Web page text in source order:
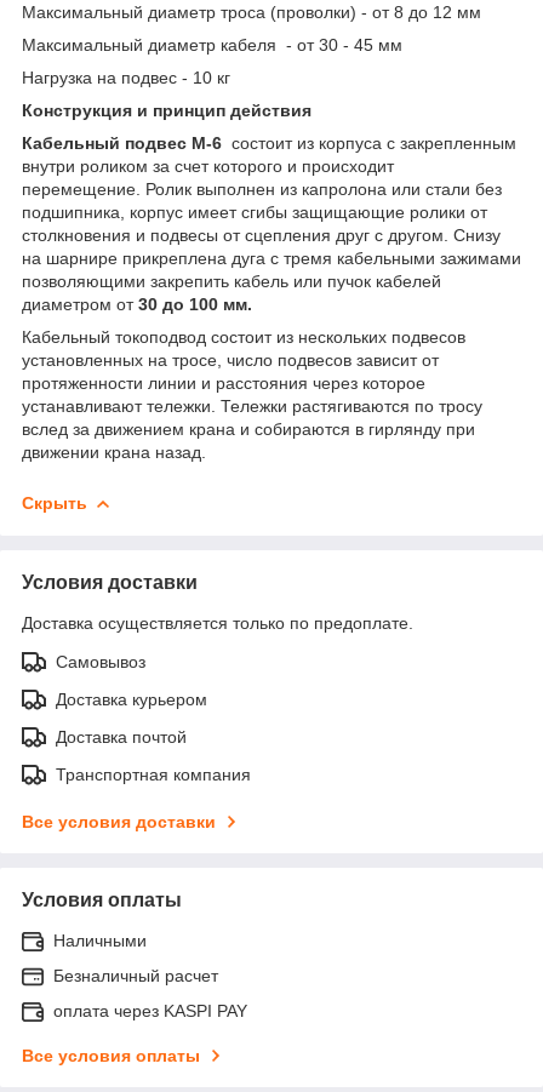
Максимальный диаметр троса (проволки) - от 8 до 12 мм
Максимальный диаметр кабеля - от 30 - 45 мм
Нагрузка на подвес - 10 кг
Конструкция и принцип действия
Кабельный подвес М-6 состоит из корпуса с закрепленным
внутри роликом за счет которого и происходит
перемещение. Ролик выполнен из капролона или стали без
подшипника, корпус имеет сгибы защищающие ролики от
столкновения и подвесы от сцепления друг с другом. Снизу
на шарнире прикреплена дуга с тремя кабельными зажимами
позволяющими закрепить кабель или пучок кабелей
диаметром от30 до 100 мм.
Кабельный токоподвод состоит из нескольких подвесов
установленных на тросе, число подвесов зависит от
протяженности линии и расстояния через которое
устанавливают тележки. Тележки растягиваются по тросу
вслед за движением крана и собираются в гирлянду при
движении крана назад.
Скрыть
Условия доставки
Доставка осуществляется только по предоплате.
Самовывоз
Доставка курьером
Доставка почтой
Транспортная компания
Все условия доставки
Условия оплаты
Наличными
Безналичный расчет
оплата через KASPI PAY
Все условия оплаты